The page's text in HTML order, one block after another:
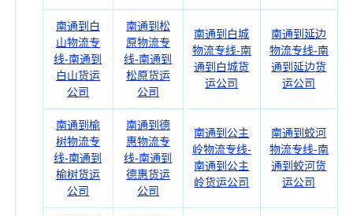
南通到白
山物流专
线-南通到
白山货运
公司
南通到松
原物流专
线-南通到
松原货运
公司
南通到白城
物流专线-南
通到白城货
运公司
南通到延边
物流专线-南
通到延边货
运公司
南通到榆
树物流专
线-南通到
榆树货运
公司
南通到德
惠物流专
线-南通到
德惠货运
公司
南通到公主
岭物流专线-
南通到公主
岭货运公司
南通到蛟河
物流专线-南
通到蛟河货
运公司